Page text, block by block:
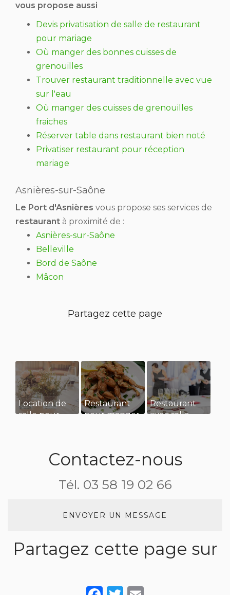
vous propose aussi
Devis privatisation de salle de restaurant
pour mariage
Où manger des bonnes cuisses de
grenouilles
Trouver restaurant traditionnelle avec vue
sur l'eau
Où manger des cuisses de grenouilles
fraiches
Réserver table dans restaurant bien noté
Privatiser restaurant pour réception
mariage
Asnières-sur-Saône
Le Port d'Asnières vous propose ses services de
restaurant à proximité de :
Asnières-sur-Saône
Belleville
Bord de Saône
Mâcon
Location de
salle pour
Restaurant
pour manger
Restaurant
avec salle
familiale à
Saône
Contactez-nous
Tél. 03 58 19 02 66
ENVOYER UN MESSAGE
Partagez cette page sur